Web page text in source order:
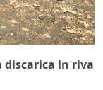
in riva